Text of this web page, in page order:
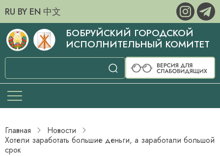
RU BY EN 中文
БОБРУЙСКИЙ ГОРОДСКОЙ
ИСПОЛНИТЕЛЬНЫЙ КОМИТЕТ
Главная
Новости
Хотели заработать большие деньги, а заработали большой
срок